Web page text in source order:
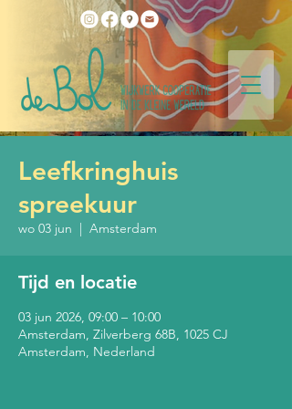
Leefkringhuis
spreekuur
wo 03 jun
  |
Amsterdam
Tijd en locatie
03 jun 2026, 09:00 – 10:00
Amsterdam, Zilverberg 68B, 1025 CJ
Amsterdam, Nederland